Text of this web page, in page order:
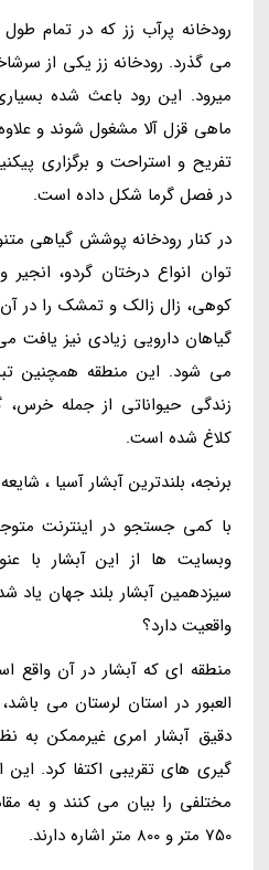
رودخانه پرآب زز که در تمام
می گذرد. رودخانه زز یکی از
میرود. این رود باعث شده
ماهی قزل آلا مشغول شوند و
تفریح و استراحت و برگزاری
در فصل گرما شکل داده است.
در کنار رودخانه پوشش گیاهی
توان انواع درختان گردو،
کوهی، زال زالک و تمشک را در
گیاهان دارویی زیادی نیز یافت
می شود. این منطقه همچنین
زندگی حیواناتی از جمله
کلاغ شده است.
برنجه، بلندترین آبشار آسیا ،
با کمی جستجو در اینترنت
وبسایت ها از این آبشار با
سیزدهمین آبشار بلند جهان یاد
واقعیت دارد؟
منطقه ای که آبشار در آن
العبور در استان لرستان می
دقیق آبشار امری غیرممکن به
گیری های تقریبی اکتفا کرد. این
750 متر و 800 متر اشاره دارند.